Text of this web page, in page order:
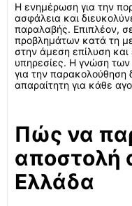
Η ενημέρωση για την
ασφάλεια και
παραλαβής. Επιπλέον,
προβλημάτων κατά τη
στην άμεση επίλυση και
υπηρεσίες. Η γνώση
για την παρακολούθηση
απαραίτητη για κάθε
Πώς να
αποστολή
Ελλάδα